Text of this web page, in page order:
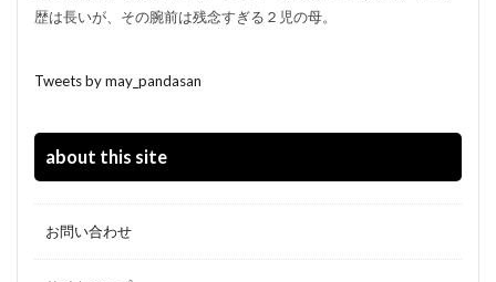
歴は長いが、その腕前は残念すぎる２児の母。
Tweets by may_pandasan
about this site
お問い合わせ